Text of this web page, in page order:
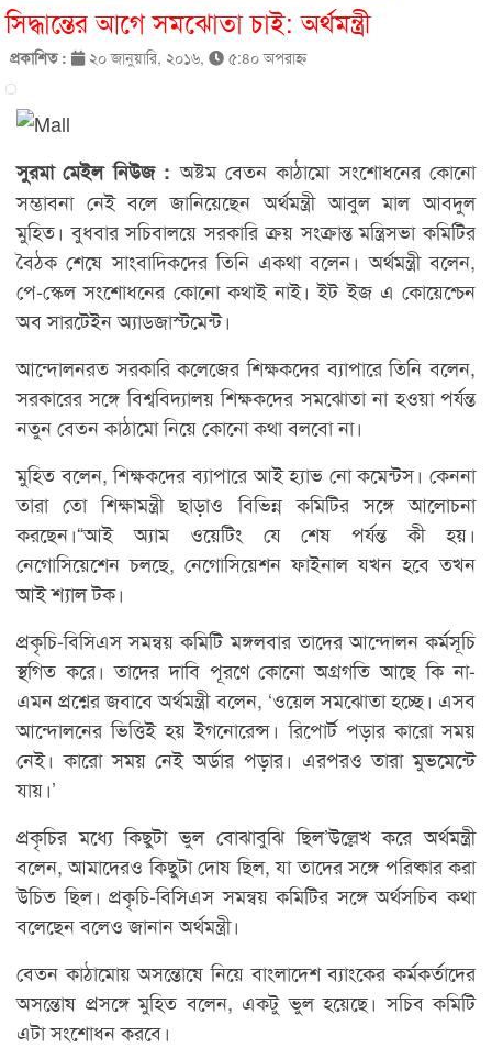
সিদ্ধান্তের আগে সমঝোতা চাই: অর্থমন্ত্রী
প্রকাশিত : ২০ জানুয়ারি, ২০১৬, ৫:৪০ অপরাহ্ণ
সুরমা মেইল নিউজ : অষ্টম বেতন কাঠামো সংশোধনের কোনো
সম্ভাবনা নেই বলে জানিয়েছেন অর্থমন্ত্রী আবুল মাল আবদুল
মুহিত। বুধবার সচিবালয়ে সরকারি ক্রয় সংক্রান্ত মন্ত্রিসভা কমিটির
বৈঠক শেষে সাংবাদিকদের তিনি একথা বলেন। অর্থমন্ত্রী বলেন,
পে-স্কেল সংশোধনের কোনো কথাই নাই। ইট ইজ এ কোয়েশ্চেন
অব সারটেইন অ্যাডজাস্টমেন্ট।
আন্দোলনরত সরকারি কলেজের শিক্ষকদের ব্যাপারে তিনি বলেন,
সরকারের সঙ্গে বিশ্ববিদ্যালয় শিক্ষকদের সমঝোতা না হওয়া পর্যন্ত
নতুন বেতন কাঠামো নিয়ে কোনো কথা বলবো না।
মুহিত বলেন, শিক্ষকদের ব্যাপারে আই হ্যাভ নো কমেন্টস। কেননা
তারা তো শিক্ষামন্ত্রী ছাড়াও বিভিন্ন কমিটির সঙ্গে আলোচনা
করছেন।“আই অ্যাম ওয়েটিং যে শেষ পর্যন্ত কী হয়।
নেগোসিয়েশেন চলছে, নেগোসিয়েশন ফাইনাল যখন হবে তখন
আই শ্যাল টক।
প্রকৃচি-বিসিএস সমন্বয় কমিটি মঙ্গলবার তাদের আন্দোলন কর্মসূচি
স্থগিত করে। তাদের দাবি পূরণে কোনো অগ্রগতি আছে কি না-
এমন প্রশ্নের জবাবে অর্থমন্ত্রী বলেন, ‘ওয়েল সমঝোতা হচ্ছে। এসব
আন্দোলনের ভিত্তিই হয় ইগনোরেন্স। রিপোর্ট পড়ার কারো সময়
নেই। কারো সময় নেই অর্ডার পড়ার। এরপরও তারা মুভমেন্টে
যায়।’
প্রকৃচির মধ্যে কিছুটা ভুল বোঝাবুঝি ছিল’উল্লেখ করে অর্থমন্ত্রী
বলেন, আমাদেরও কিছুটা দোষ ছিল, যা তাদের সঙ্গে পরিষ্কার করা
উচিত ছিল। প্রকৃচি-বিসিএস সমন্বয় কমিটির সঙ্গে অর্থসচিব কথা
বলেছেন বলেও জানান অর্থমন্ত্রী।
বেতন কাঠামোয় অসন্তোষে নিয়ে বাংলাদেশ ব্যাংকের কর্মকর্তাদের
অসন্তোষ প্রসঙ্গে মুহিত বলেন, একটু ভুল হয়েছে। সচিব কমিটি
এটা সংশোধন করবে।